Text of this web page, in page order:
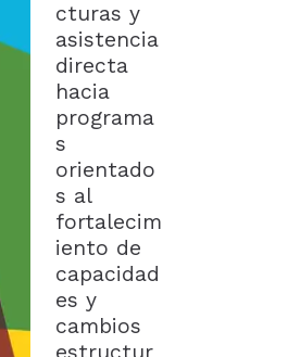
cturas y
asistencia
directa
hacia
programa
s
orientado
s al
fortalecim
iento de
capacidad
es y
cambios
estructur